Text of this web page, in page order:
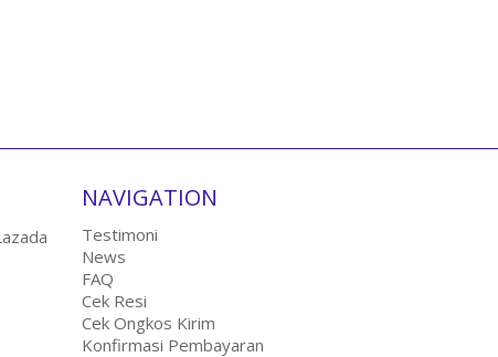
NAVIGATION
Testimoni
News
FAQ
Cek Resi
Cek Ongkos Kirim
Konfirmasi Pembayaran